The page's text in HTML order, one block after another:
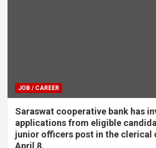
JOB / CAREER
Saraswat cooperative bank has
applications from eligible
junior officers post in the clerical
April 8.